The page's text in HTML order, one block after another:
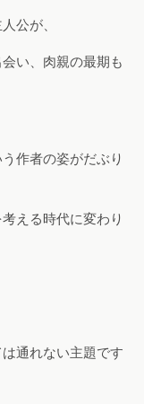
公が、
い、肉親の最期も
う作者の姿がだぶり
える時代に変わり
通れない主題です